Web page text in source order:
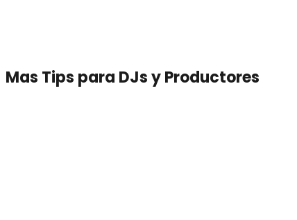
Mas Tips para DJs y Productores